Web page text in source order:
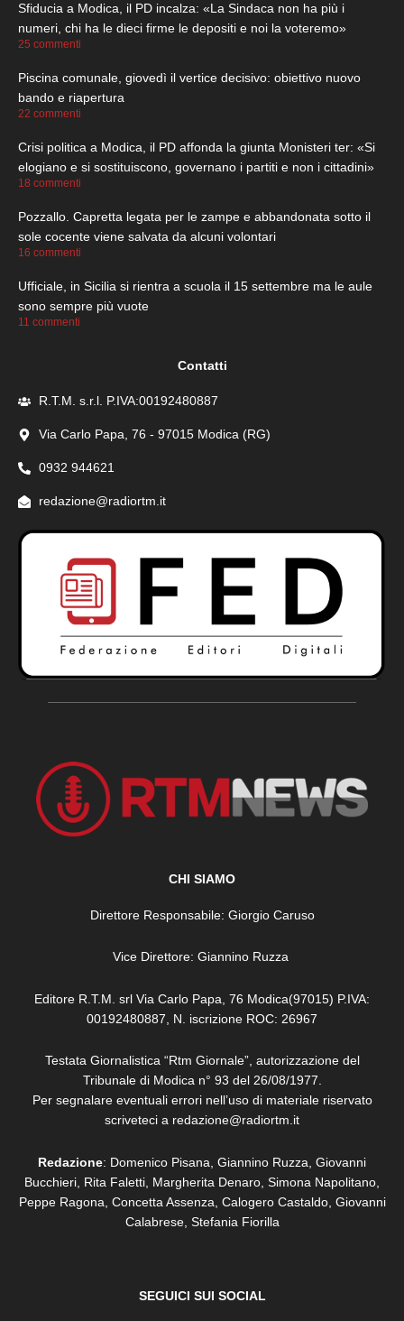
Sfiducia a Modica, il PD incalza: «La Sindaca non ha più i
numeri, chi ha le dieci firme le depositi e noi la voteremo»
25 commenti
Piscina comunale, giovedì il vertice decisivo: obiettivo nuovo
bando e riapertura
22 commenti
Crisi politica a Modica, il PD affonda la giunta Monisteri ter: «Si
elogiano e si sostituiscono, governano i partiti e non i cittadini»
18 commenti
Pozzallo. Capretta legata per le zampe e abbandonata sotto il
sole cocente viene salvata da alcuni volontari
16 commenti
Ufficiale, in Sicilia si rientra a scuola il 15 settembre ma le aule
sono sempre più vuote
11 commenti
Contatti
R.T.M. s.r.l. P.IVA:00192480887
Via Carlo Papa, 76 - 97015 Modica (RG)
0932 944621
redazione@radiortm.it
CHI SIAMO
Direttore Responsabile: Giorgio Caruso
Vice Direttore: Giannino Ruzza
Editore R.T.M. srl Via Carlo Papa, 76 Modica(97015) P.IVA:
00192480887, N. iscrizione ROC: 26967
Testata Giornalistica “Rtm Giornale”, autorizzazione del
Tribunale di Modica n° 93 del 26/08/1977.
Per segnalare eventuali errori nell’uso di materiale riservato
scriveteci a redazione@radiortm.it
Redazione: Domenico Pisana, Giannino Ruzza, Giovanni
Bucchieri, Rita Faletti, Margherita Denaro, Simona Napolitano,
Peppe Ragona, Concetta Assenza, Calogero Castaldo, Giovanni
Calabrese, Stefania Fiorilla
SEGUICI SUI SOCIAL